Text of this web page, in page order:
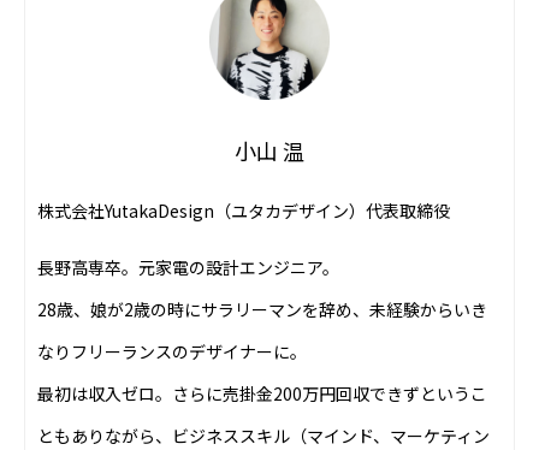
小山 温
株式会社YutakaDesign（ユタカデザイン）代表取締役
長野高専卒。元家電の設計エンジニア。
28歳、娘が2歳の時にサラリーマンを辞め、未経験からいき
なりフリーランスのデザイナーに。
最初は収入ゼロ。さらに売掛金200万円回収できずというこ
ともありながら、ビジネススキル（マインド、マーケティン